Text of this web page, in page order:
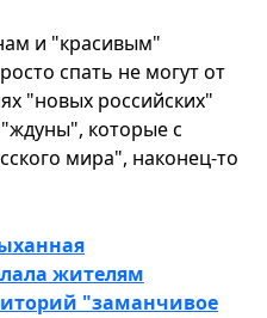
и "красивым"
спать не могут от
"новых российских"
которые с
мира", наконец-то
жителям
"заманчивое